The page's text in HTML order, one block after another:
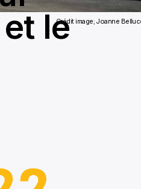
Crédit image; Joanne
le